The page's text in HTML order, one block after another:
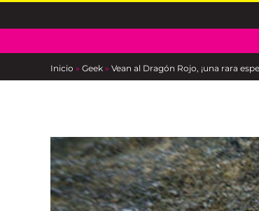
Inicio » Geek » Vean al Dragón Rojo, ¡una rara